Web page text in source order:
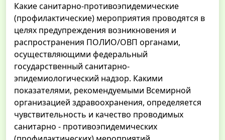
Какие санитарно-противоэпидемические
(профилактические) мероприятия проводятся в
целях предупреждения возникновения и
распространения ПОЛИО/ОВП органами,
осуществляющими федеральный
государственный санитарно-
эпидемиологический надзор. Какими
показателями, рекомендуемыми Всемирной
организацией здравоохранения, определяется
чувствительность и качество проводимых
санитарно - противоэпидемических